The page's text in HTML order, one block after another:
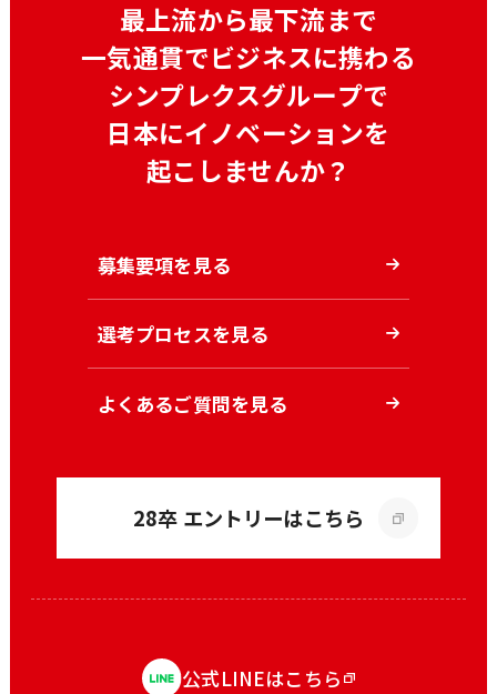
最上流から最下流まで
一気通貫でビジネスに携わる
シンプレクスグループで
日本にイノベーションを
起こしませんか？
募集要項を見る
選考プロセスを見る
よくあるご質問を見る
28卒 エントリーはこちら
公式LINEはこちら